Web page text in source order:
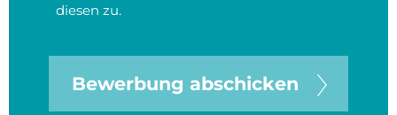
diesen zu.
Bewerbung abschicken